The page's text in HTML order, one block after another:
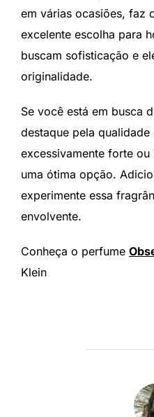
em várias ocasiões, faz
excelente escolha para
buscam sofisticação e
originalidade.
Se você está em busca
destaque pela qualidade
excessivamente forte ou
uma ótima opção.
experimente essa
envolvente.
Conheça o perfume
Klein
AUTOR